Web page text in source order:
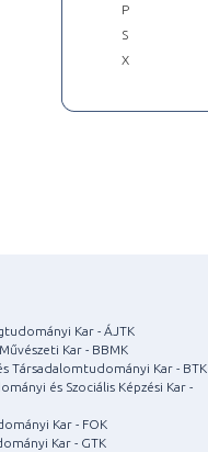
P
S
X
Kar - ÁJTK
Kar - BBMK
Társadalomtudományi Kar - BTK
és Szociális Képzési Kar -
Kar - FOK
Kar - GTK